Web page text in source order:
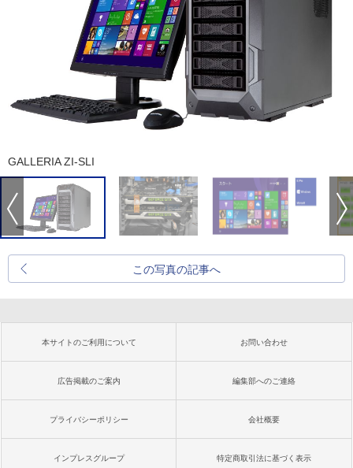
GALLERIA ZI-SLI
この写真の記事へ
本サイトのご利用について お問い合わせ
広告掲載のご案内 編集部へのご連絡
プライバシーポリシー 会社概要
インプレスグループ 特定商取引法に基づく表示